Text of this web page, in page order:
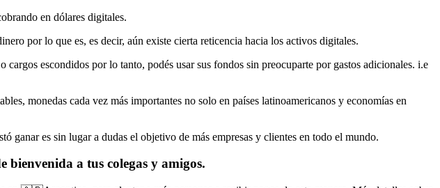
en dólares digitales.
por lo que es, es decir, aún existe cierta reticencia hacia los activos digitales.
escondidos por lo tanto, podés usar sus fondos sin preocuparte por gastos adicionales. i.e
monedas cada vez más importantes no solo en países latinoamericanos y economías en
ganar es sin lugar a dudas el objetivo de más empresas y clientes en todo el mundo.
bienvenida a tus colegas y amigos.